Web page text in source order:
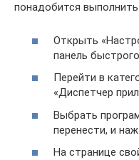
понадобится
Открыть
панель
Перейти в
«Диспетчер
Выбрать
перенести, и
На странице